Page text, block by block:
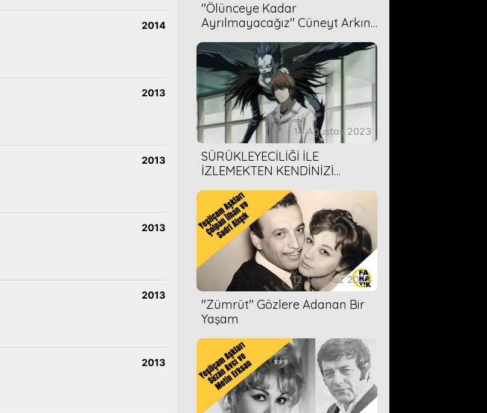
2014
2013
2013
2013
2013
2013
''Ölünceye Kadar
Ayrılmayacağız'' Cüneyt Arkın-
14 Ağustos 2023
SÜRÜKLEYECİLİĞİ İLE
İZLEMEKTEN KENDİNİZİ
ÖNERİMİZ
12 Temmuz 2023
''Zümrüt'' Gözlere Adanan Bir
Yaşam